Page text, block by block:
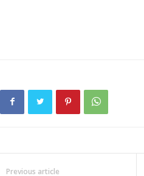
Previous article